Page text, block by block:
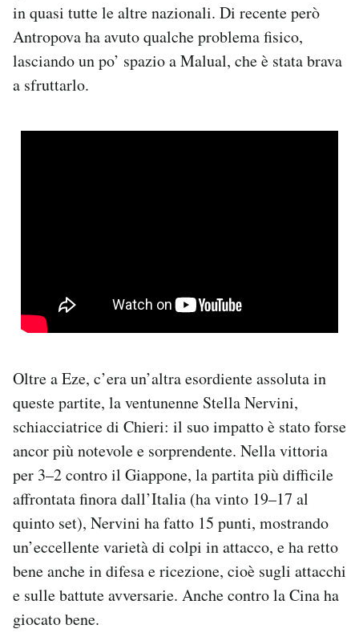
in quasi tutte le altre nazionali. Di recente però
Antropova ha avuto qualche problema fisico,
lasciando un po’ spazio a Malual, che è stata brava
a sfruttarlo.
Oltre a Eze, c’era un’altra esordiente assoluta in
queste partite, la ventunenne Stella Nervini,
schiacciatrice di Chieri: il suo impatto è stato forse
ancor più notevole e sorprendente. Nella vittoria
per 3–2 contro il Giappone, la partita più difficile
affrontata finora dall’Italia (ha vinto 19–17 al
quinto set), Nervini ha fatto 15 punti, mostrando
un’eccellente varietà di colpi in attacco, e ha retto
bene anche in difesa e ricezione, cioè sugli attacchi
e sulle battute avversarie. Anche contro la Cina ha
giocato bene.